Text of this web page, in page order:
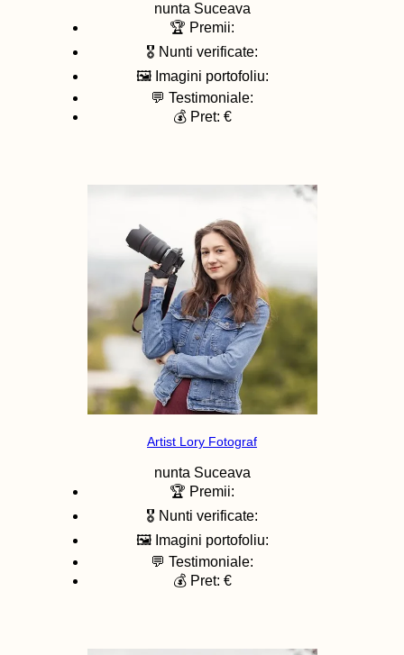
nunta Suceava
🏆 Premii:
🎖️ Nunti verificate:
🖼️ Imagini portofoliu:
💬 Testimoniale:
💰 Pret: €
Artist Lory Fotograf
nunta Suceava
🏆 Premii:
🎖️ Nunti verificate:
🖼️ Imagini portofoliu:
💬 Testimoniale:
💰 Pret: €